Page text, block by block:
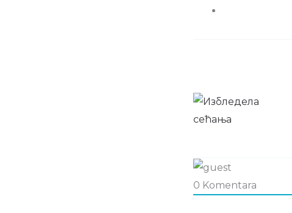
0 Komentara